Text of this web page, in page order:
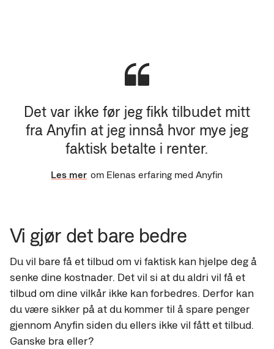
kundesenter om du har det!
Det var ikke før jeg fikk tilbudet mitt
fra Anyfin at jeg innså hvor mye jeg
faktisk betalte i renter.
Les mer om Elenas erfaring med Anyfin
Vi gjør det bare bedre
Du vil bare få et tilbud om vi faktisk kan hjelpe deg å
senke dine kostnader. Det vil si at du aldri vil få et
tilbud om dine vilkår ikke kan forbedres. Derfor kan
du være sikker på at du kommer til å spare penger
gjennom Anyfin siden du ellers ikke vil fått et tilbud.
Ganske bra eller?